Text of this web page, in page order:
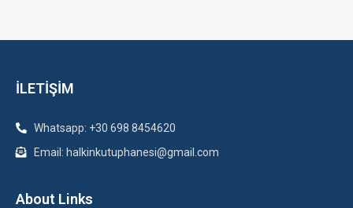
İLETİŞİM
Whatsapp: +30 698 8454620
Email: halkinkutuphanesi@gmail.com
About Links